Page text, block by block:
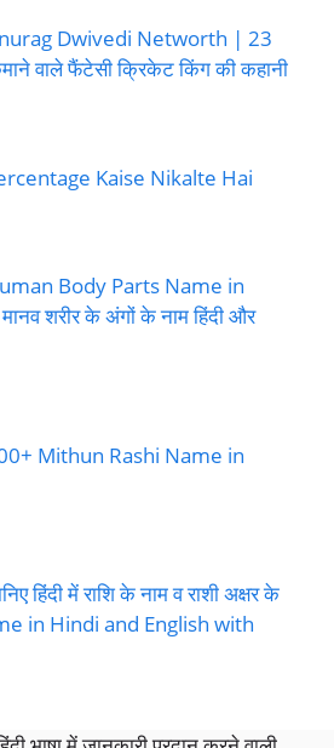
Dwivedi Networth | 23
वाले फैंटेसी क्रिकेट किंग की कहानी
Kaise Nikalte Hai
Body Parts Name in
शरीर के अंगों के नाम हिंदी और
Mithun Rashi Name in
हिंदी में राशि के नाम व राशी अक्षर के
in Hindi and English with